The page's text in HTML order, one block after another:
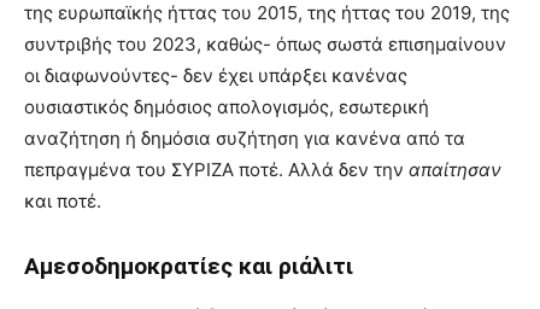
της ευρωπαϊκής ήττας του 2015, της ήττας του 2019, της
συντριβής του 2023, καθώς- όπως σωστά επισημαίνουν
οι διαφωνούντες- δεν έχει υπάρξει κανένας
ουσιαστικός δημόσιος απολογισμός, εσωτερική
αναζήτηση ή δημόσια συζήτηση για κανένα από τα
πεπραγμένα του ΣΥΡΙΖΑ ποτέ. Αλλά δεν την απαίτησαν
και ποτέ.
Αμεσοδημοκρατίες και ριάλιτι